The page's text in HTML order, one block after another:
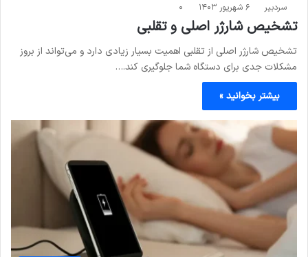
سردبیر ۶ شهریور ۱۴۰۳ ۰
تشخیص شارژر اصلی و تقلبی
تشخیص شارژر اصلی از تقلبی اهمیت بسیار زیادی دارد و می‌تواند از بروز
مشکلات جدی برای دستگاه شما جلوگیری کند.…
بیشتر بخوانید »